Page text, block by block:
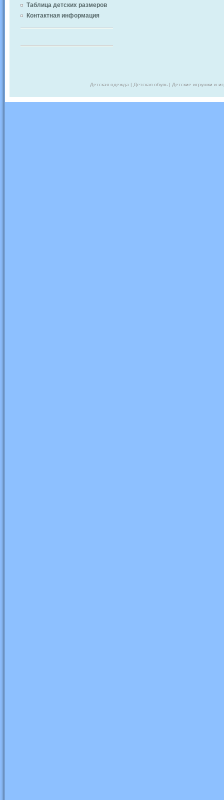
Таблица детских размеров
Контактная информация
Детская одежда | Детская обувь | Детские игрушки